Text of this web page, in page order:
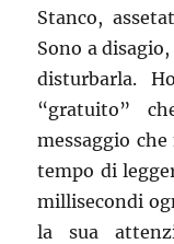
Stanco,
Sono a
disturbarla.
“gratuito”
messaggio
tempo di
millisecondi
la sua